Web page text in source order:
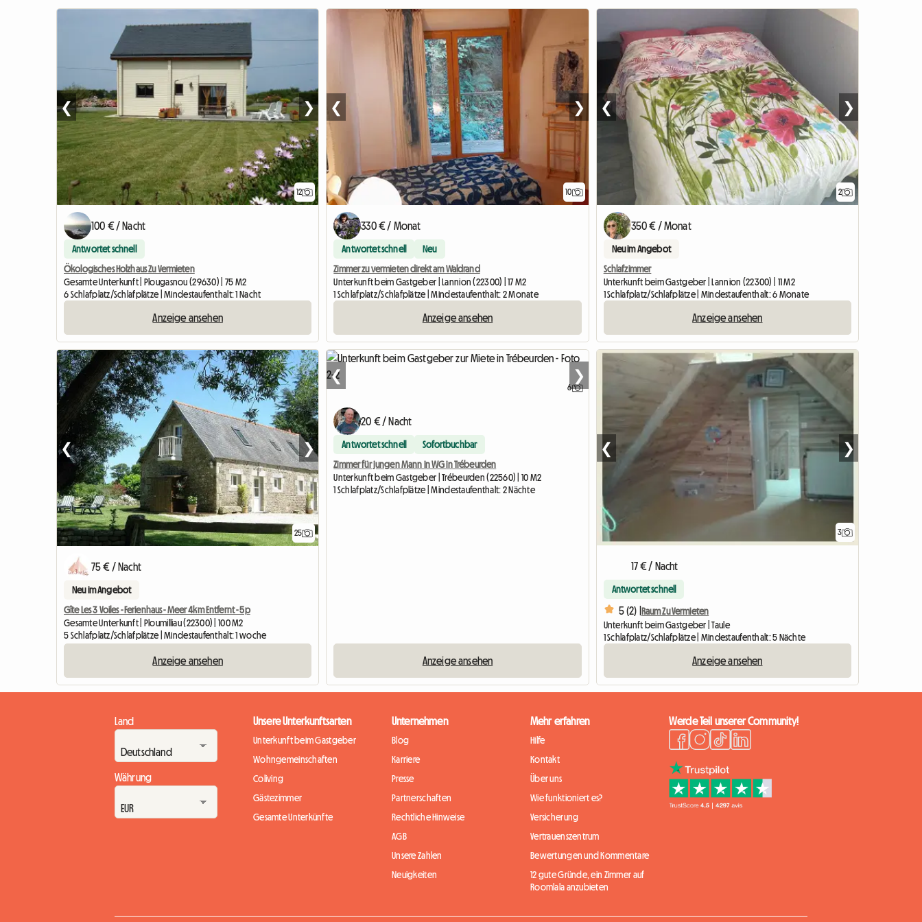
12
❮ ❯
100 € / Nacht
Antwortet schnell
Ökologisches Holzhaus Zu Vermieten
Gesamte Unterkunft | Plougasnou (29630) | 75 M2
6 Schlafplatz/Schlafplätze | Mindestaufenthalt: 1 Nacht
Anzeige ansehen
10
❮ ❯
330 € / Monat
Antwortet schnell Neu
Zimmer zu vermieten direkt am Waldrand
Unterkunft beim Gastgeber | Lannion (22300) | 17 M2
1 Schlafplatz/Schlafplätze | Mindestaufenthalt: 2 Monate
Anzeige ansehen
2
❮ ❯
350 € / Monat
Neu im Angebot
Schlafzimmer
Unterkunft beim Gastgeber | Lannion (22300) | 11 M2
1 Schlafplatz/Schlafplätze | Mindestaufenthalt: 6 Monate
Anzeige ansehen
25
❮ ❯
75 € / Nacht
Neu im Angebot
Gîte Les 3 Voiles - Ferienhaus - Meer 4km Entfernt - 5p
Gesamte Unterkunft | Ploumilliau (22300) | 100 M2
5 Schlafplatz/Schlafplätze | Mindestaufenthalt: 1 woche
Anzeige ansehen
6
❮ ❯
20 € / Nacht
Antwortet schnell Sofortbuchbar
Zimmer für jungen Mann in WG in Trébeurden
Unterkunft beim Gastgeber | Trébeurden (22560) | 10 M2
1 Schlafplatz/Schlafplätze | Mindestaufenthalt: 2 Nächte
Anzeige ansehen
3
❮ ❯
17 € / Nacht
Antwortet schnell
5 (2) |
Raum Zu Vermieten
Unterkunft beim Gastgeber | Taule
1 Schlafplatz/Schlafplätze | Mindestaufenthalt: 5 Nächte
Anzeige ansehen
Land
Währung
Unsere Unterkunftsarten
Unterkunft beim Gastgeber
Wohngemeinschaften
Coliving
Gästezimmer
Gesamte Unterkünfte
Unternehmen
Blog
Karriere
Presse
Partnerschaften
Rechtliche Hinweise
AGB
Unsere Zahlen
Neuigkeiten
Mehr erfahren
Hilfe
Kontakt
Über uns
Wie funktioniert es?
Versicherung
Vertrauenszentrum
Bewertungen und Kommentare
12 gute Gründe, ein Zimmer auf
Roomlala anzubieten
Werde Teil unserer Community!